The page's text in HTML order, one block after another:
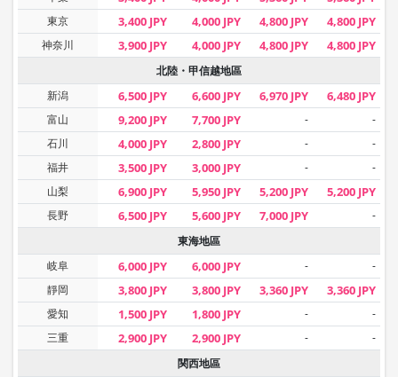
東京 3,400 JPY 4,000 JPY 4,800 JPY 4,800 JPY
神奈川 3,900 JPY 4,000 JPY 4,800 JPY 4,800 JPY
北陸・甲信越地區
新潟
6,500 JPY 6,600 JPY 6,970 JPY 6,480 JPY
富山 9,200 JPY 7,700 JPY -
-
石川
4,000 JPY 2,800 JPY -
-
福井
3,500 JPY 3,000 JPY -
-
山梨
6,900 JPY 5,950 JPY 5,200 JPY 5,200 JPY
長野 6,500 JPY 5,600 JPY 7,000 JPY
-
東海地區
岐阜
6,000 JPY 6,000 JPY -
-
靜岡
3,800 JPY 3,800 JPY 3,360 JPY 3,360 JPY
愛知 1,500 JPY 1,800 JPY -
-
三重
2,900 JPY 2,900 JPY -
-
関西地區